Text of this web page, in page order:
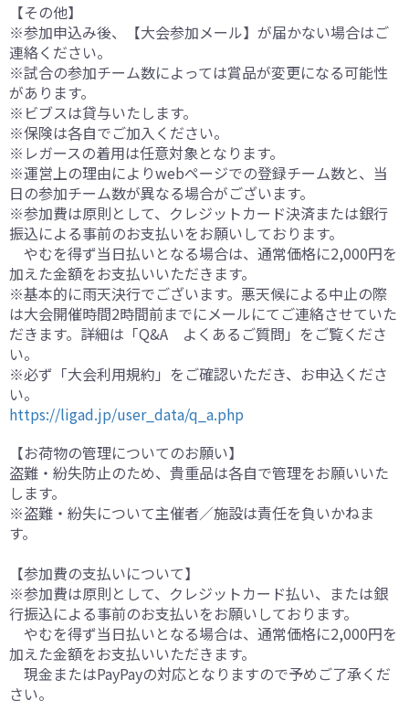
【その他】
※参加申込み後、【大会参加メール】が届かない場合はご
連絡ください。
※試合の参加チーム数によっては賞品が変更になる可能性
があります。
※ビブスは貸与いたします。
※保険は各自でご加入ください。
※レガースの着用は任意対象となります。
※運営上の理由によりwebページでの登録チーム数と、当
日の参加チーム数が異なる場合がございます。
※参加費は原則として、クレジットカード決済または銀行
振込による事前のお支払いをお願いしております。
やむを得ず当日払いとなる場合は、通常価格に2,000円を
加えた金額をお支払いいただきます。
※基本的に雨天決行でございます。悪天候による中止の際
は大会開催時間2時間前までにメールにてご連絡させていた
だきます。詳細は「Q&A よくあるご質問」をご覧くださ
い。
※必ず「大会利用規約」をご確認いただき、お申込くださ
い。
https://ligad.jp/user_data/q_a.php
【お荷物の管理についてのお願い】
盗難・紛失防止のため、貴重品は各自で管理をお願いいた
します。
※盗難・紛失について主催者／施設は責任を負いかねま
す。
【参加費の支払いについて】
※参加費は原則として、クレジットカード払い、または銀
行振込による事前のお支払いをお願いしております。
やむを得ず当日払いとなる場合は、通常価格に2,000円を
加えた金額をお支払いいただきます。
現金またはPayPayの対応となりますので予めご了承くだ
さい。